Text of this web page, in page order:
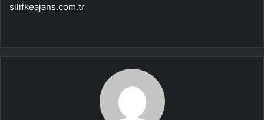
silifkeajans.com.tr